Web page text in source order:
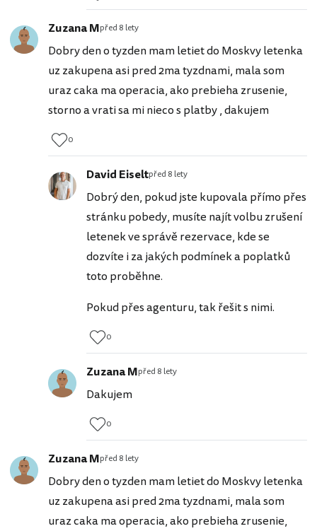
Zuzana Mpřed 8 lety
Dobry den o tyzden mam letiet do Moskvy letenka
uz zakupena asi pred 2ma tyzdnami, mala som
uraz caka ma operacia, ako prebieha zrusenie,
storno a vrati sa mi nieco s platby , dakujem
0
David Eiseltpřed 8 lety
Dobrý den, pokud jste kupovala přímo přes
stránku pobedy, musíte najít volbu zrušení
letenek ve správě rezervace, kde se
dozvíte i za jakých podmínek a poplatků
toto proběhne.
Pokud přes agenturu, tak řešit s nimi.
0
Zuzana Mpřed 8 lety
Dakujem
0
Zuzana Mpřed 8 lety
Dobry den o tyzden mam letiet do Moskvy letenka
uz zakupena asi pred 2ma tyzdnami, mala som
uraz caka ma operacia, ako prebieha zrusenie,